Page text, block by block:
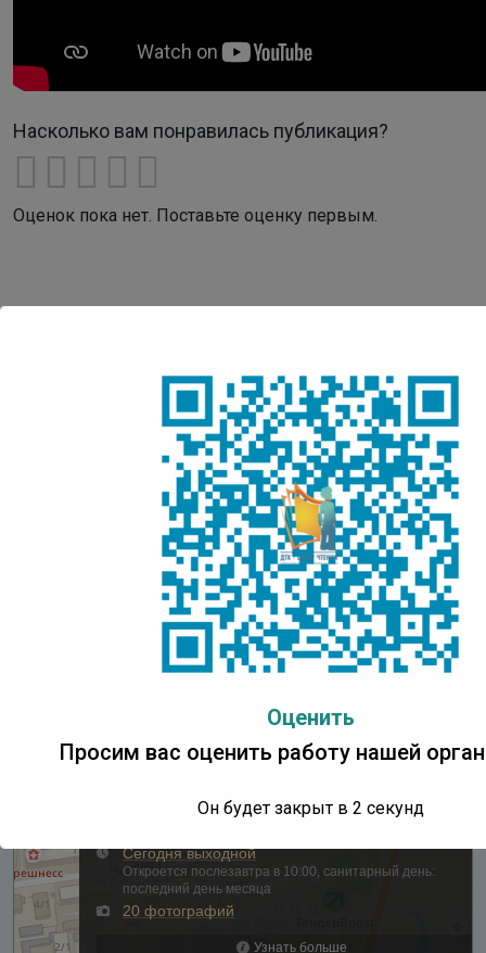
Насколько вам понравилась публикация?
Оценок пока нет. Поставьте оценку первым.
Детская Точка Кипения
IT Park Yakutsk, проспект Ленина, д. 1, 3 этаж
с 10:00 до 18:00 ч.
Вторник – пятница:с 10:00 до 17:00 ч.
Суббота, воскресенье:выходные дни
Последний день месяца– санитарный день
Оценить
Просим вас оценить работу нашей
Он будет закрыт в 1 секунд